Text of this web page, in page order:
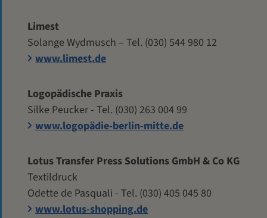
Limest
Solange Wydmusch – Tel. (030) 544 980 12
www.limest.de
Logopädische Praxis
Silke Peucker - Tel. (030) 263 004 99
www.logopädie-berlin-mitte.de
Lotus Transfer Press Solutions GmbH & Co KG
Textildruck
Odette de Pasquali - Tel. (030) 405 045 80
www.lotus-shopping.de